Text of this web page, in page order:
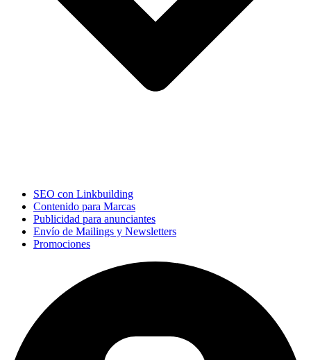
SEO con Linkbuilding
Contenido para Marcas
Publicidad para anunciantes
Envío de Mailings y Newsletters
Promociones